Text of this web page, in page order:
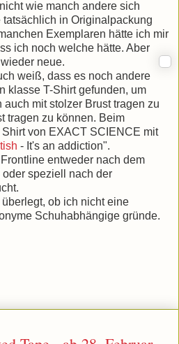
wie manch andere sich
in Originalpackung
Exemplaren hätte ich mir
ich noch welche hätte. Aber
neue.
weiß, dass es noch andere
klasse T-Shirt gefunden, um
mit stolzer Brust tragen zu
tragen zu können. Beim
von EXACT SCIENCE mit
- It's an addiction".
entweder nach dem
oder speziell nach der
ob ich nicht eine
Schuhabhängige gründe.